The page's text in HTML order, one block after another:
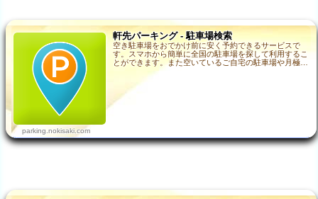
軒先パーキング - 駐車場検索
空き駐車場をおでかけ前に安く予約できるサービスで
す。スマホから簡単に全国の駐車場を探して利用するこ
とができます。また空いているご自宅の駐車場や月極駐
車場などを初期費用0円で空いている時だけ貸し出すこ
parking.nokisaki.com